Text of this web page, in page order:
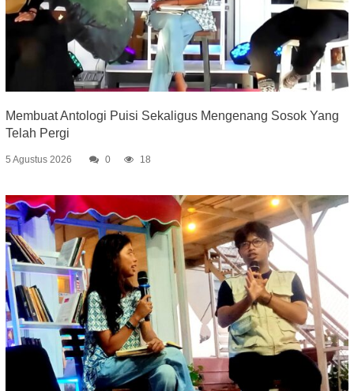
Membuat Antologi Puisi Sekaligus Mengenang Sosok Yang
Telah Pergi
5 Agustus 2026 0 18